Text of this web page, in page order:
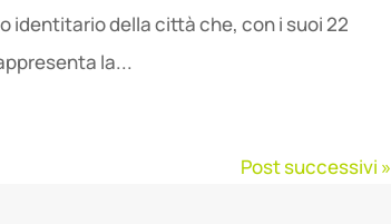
identitario della città che, con i suoi 22
la...
Post successivi »